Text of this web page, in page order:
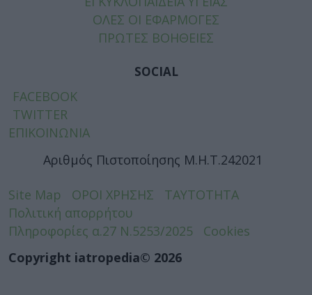
ΟΛΕΣ ΟΙ ΕΦΑΡΜΟΓΕΣ
ΠΡΩΤΕΣ ΒΟΗΘΕΙΕΣ
SOCIAL
FACEBOOK
TWITTER
ΕΠΙΚΟΙΝΩΝΙΑ
Αριθμός Πιστοποίησης Μ.Η.Τ.242021
Site Map ΟΡΟΙ ΧΡΗΣΗΣ
ΤΑΥΤΟΤΗΤΑ
Πολιτική απορρήτου
Πληροφορίες α.27 Ν.5253/2025
Cookies
Copyright iatropedia© 2026